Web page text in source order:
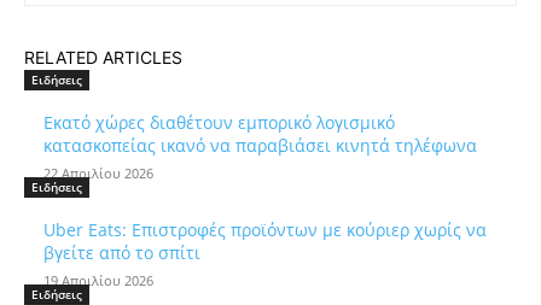
RELATED ARTICLES
Ειδήσεις
Εκατό χώρες διαθέτουν εμπορικό λογισμικό
κατασκοπείας ικανό να παραβιάσει κινητά τηλέφωνα
22 Απριλίου 2026
Ειδήσεις
Uber Eats: Επιστροφές προϊόντων με κούριερ χωρίς να
βγείτε από το σπίτι
19 Απριλίου 2026
Ειδήσεις